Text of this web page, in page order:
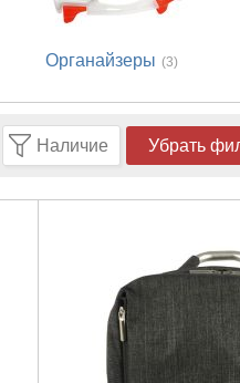
Органайзеры (3)
Наличие Убрать